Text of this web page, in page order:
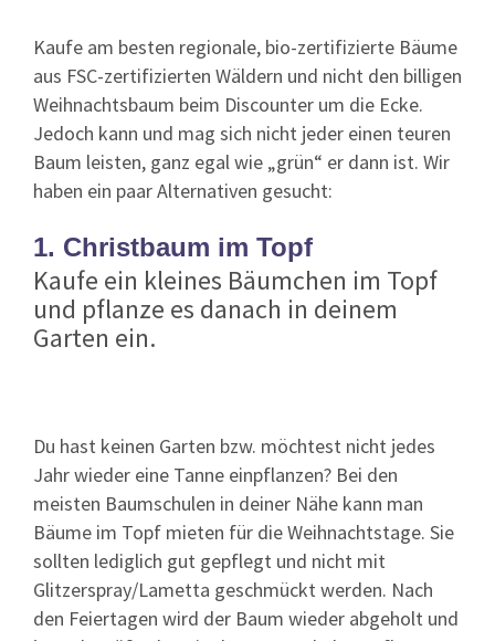
Kaufe am besten regionale, bio-zertifizierte Bäume
aus FSC-zertifizierten Wäldern und nicht den billigen
Weihnachtsbaum beim Discounter um die Ecke.
Jedoch kann und mag sich nicht jeder einen teuren
Baum leisten, ganz egal wie „grün“ er dann ist. Wir
haben ein paar Alternativen gesucht:
1. Christbaum im Topf
Kaufe ein kleines Bäumchen im Topf
und pflanze es danach in deinem
Garten ein.
Du hast keinen Garten bzw. möchtest nicht jedes
Jahr wieder eine Tanne einpflanzen? Bei den
meisten Baumschulen in deiner Nähe kann man
Bäume im Topf mieten für die Weihnachtstage. Sie
sollten lediglich gut gepflegt und nicht mit
Glitzerspray/Lametta geschmückt werden. Nach
den Feiertagen wird der Baum wieder abgeholt und